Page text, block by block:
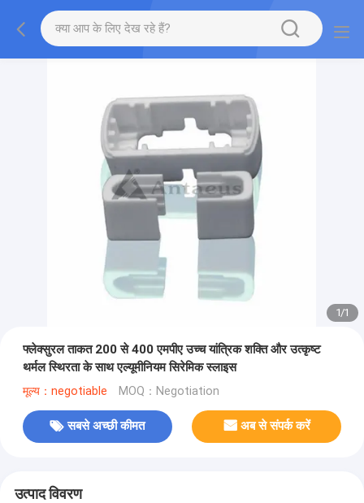
1/1
फ्लेक्सुरल ताकत 200 से 400 एमपीए उच्च यांत्रिक शक्ति और उत्कृष्ट
थर्मल स्थिरता के साथ एल्यूमीनियम सिरेमिक स्लाइस
मूल्य：negotiable MOQ：Negotiation
सबसे अच्छी कीमत अब से संपर्क करें
उत्पाद विवरण